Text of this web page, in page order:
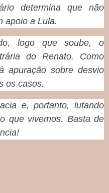
determina que não
apoio a Lula.
logo que soube, o
do Renato. Como
apuração sobre desvio
os casos.
e, portanto, lutando
que vivemos. Basta de